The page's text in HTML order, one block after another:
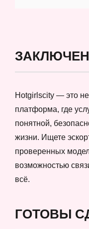
Hotgirlscity — это не
платформа, где
понятной,
жизни. Ищете
проверенных
возможностью
всё.
ГОТОВЫ